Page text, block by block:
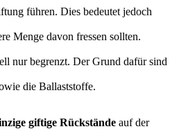
führen. Dies bedeutet jedoch
Menge davon fressen sollten.
nur begrenzt. Der Grund dafür sind
die Ballaststoffe.
giftige Rückstände auf der